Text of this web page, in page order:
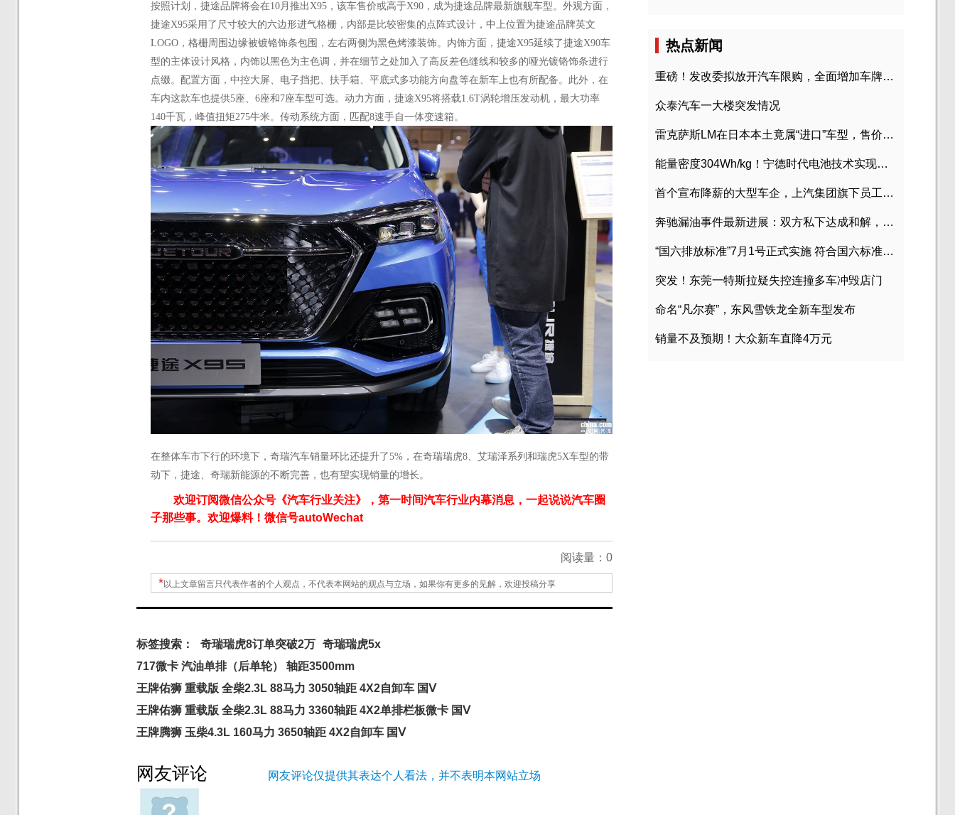
按照计划，捷途品牌将会在10月推出X95，该车售价或高于X90，成为捷途品牌最新旗舰车型。 外观方面，
捷途X95采用了尺寸较大的六边形进气格栅，内部是比较密集的点阵式设计，中上位置为捷途品牌英文
LOGO，格栅周围边缘被镀铬饰条包围，左右两侧为黑色烤漆装饰。内饰方面 ，捷途X95延续了捷途X90车
型的主体设计风格，内饰以黑色为主色调，并在细节之处加入了高反差色缝线和较多的哑光镀铬饰条进行
点缀。配置方面 ，中控大屏、电子挡把、扶手箱、平底式多功能方向盘等在新车上也有所配备。此外，在
车内这款车也提供5座、6座和7座车型可选。动力方面，捷途X95将搭载1.6T涡轮增压发动机，最大功率
140千瓦，峰值扭矩275牛米。传动系统方面，匹配8速手自一体变速箱。
在整体车市下行的环境下，奇瑞汽车销量环比还提升了5%，在奇瑞瑞虎8、艾瑞泽系列和瑞虎5X车型的带
动下，捷途、奇瑞新能源的不断完善，也有望实现销量的增长。
欢迎订阅微信公众号《汽车行业关注》，第一时间汽车行业内幕消息，一起说说汽车圈
子那些事。欢迎爆料！微信号autoWechat
阅读量： 0
*以上文章留言只代表作者的个人观点，不代表本网站的观点与立场，如果你有更多的见解，欢迎投稿分享
标签搜索： 奇瑞瑞虎8订单突破2万 奇瑞瑞虎5x
717微卡 汽油单排（后单轮） 轴距3500mm
王牌佑狮 重载版 全柴2.3L 88马力 3050轴距 4X2自卸车 国Ⅴ
王牌佑狮 重载版 全柴2.3L 88马力 3360轴距 4X2单排栏板微卡 国Ⅴ
王牌腾狮 玉柴4.3L 160马力 3650轴距 4X2自卸车 国Ⅴ
网友评论 网友评论仅提供其表达个人看法，并不表明本网站立场
热点新闻
重磅！发改委拟放开汽车限购，全面增加车牌指标
众泰汽车一大楼突发情况
雷克萨斯LM在日本本土竟属“进口”车型，售价2580万日元
能量密度304Wh/kg！宁德时代电池技术实现突破
首个宣布降薪的大型车企，上汽集团旗下员工降薪文件曝光
奔驰漏油事件最新进展：双方私下达成和解，工商已介入调查
“国六排放标准”7月1号正式实施 符合国六标准车型目录一览
突发！东莞一特斯拉疑失控连撞多车冲毁店门
命名“凡尔赛”，东风雪铁龙全新车型发布
销量不及预期！大众新车直降4万元